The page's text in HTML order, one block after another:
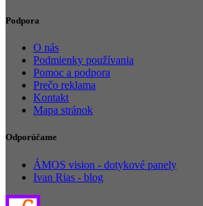
Podpora
O nás
Podmienky používania
Pomoc a podpora
Prečo reklama
Kontakt
Mapa stránok
Odporúčame
ÁMOS vision - dotykové panely
Ivan Rias - blog